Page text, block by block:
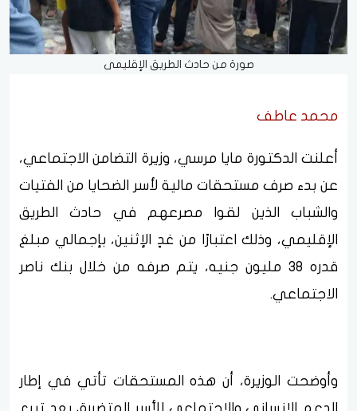
صورة من حادث الطريق الإقليمى
محمد عاطف
أعلنت الدكتورة مايا مرسي، وزيرة التضامن الاجتماعي،
عن بدء صرف مستحقات مالية لأسر الضحايا من الفتيات
والشباب الذين لقوا مصرعهم في حادث الطريق
الإقليمي، وذلك اعتبارًا من غدٍ الإثنين، بإجمالي مبلغ
قدره 38 مليون جنيه، يتم صرفه من خلال بنك ناصر
الاجتماعي.
وأوضحت الوزيرة، أن هذه المستحقات تأتي في إطار